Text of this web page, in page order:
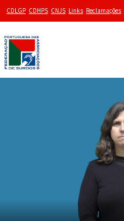
CDLGP CDHPS CNJS Links Reclamações